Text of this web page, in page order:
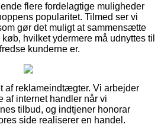
flere fordelagtige muligheder
popularitet. Tilmed ser vi
gør det muligt at sammensætte
hvilket ydermere må udnyttes til
kunderne er.
af reklameindtægter. Vi arbejder
af internet handler når vi
tilbud, og indtjener honorar
side realiserer en handel.